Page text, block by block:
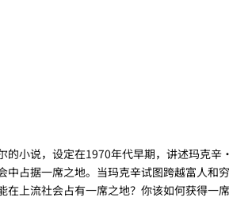
的小说，设定在1970年代早期，讲述玛克
占据一席之地。当玛克辛试图跨越富人和
在上流社会占有一席之地？你该如何获得一